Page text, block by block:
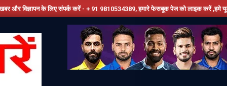
करें - + 91 9810534389, हमारे फेसबूक पेज को लाइक करें ,हमे यूट्यूब पर सबस्क्राइब जरूर